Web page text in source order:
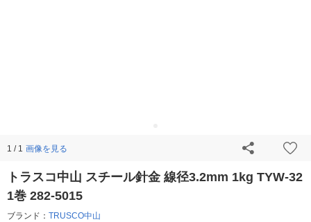
1 / 1 画像を見る
トラスコ中山 スチール針金 線径3.2mm 1kg TYW-32
1巻 282-5015
ブランド： TRUSCO中山